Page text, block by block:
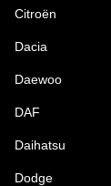
Citroën
Dacia
Daewoo
DAF
Daihatsu
Dodge